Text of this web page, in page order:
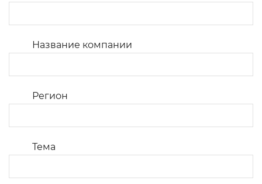
Название компании
Регион
Тема